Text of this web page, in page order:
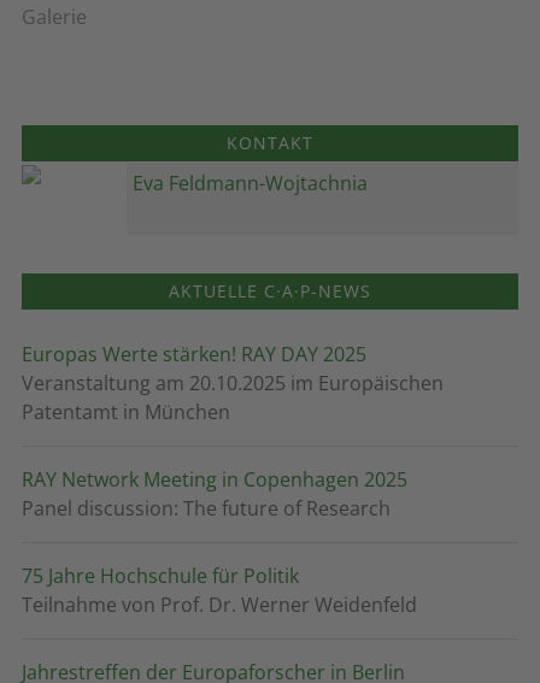
Galerie
KONTAKT
Eva Feldmann-Wojtachnia
AKTUELLE C·A·P-NEWS
Europas Werte stärken! RAY DAY 2025
Veranstaltung am 20.10.2025 im Europäischen
Patentamt in München
RAY Network Meeting in Copenhagen 2025
Panel discussion: The future of Research
75 Jahre Hochschule für Politik
Teilnahme von Prof. Dr. Werner Weidenfeld
Jahrestreffen der Europaforscher in Berlin